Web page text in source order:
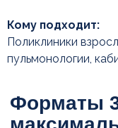
Кому подходит:
Поликлиники
пульмонологии,